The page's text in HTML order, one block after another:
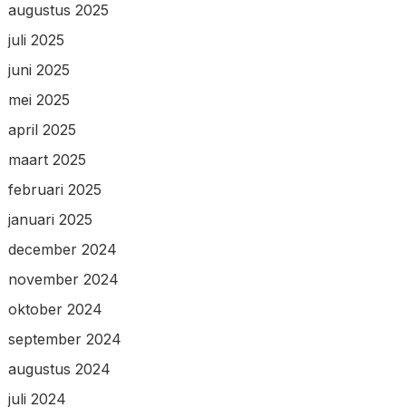
augustus 2025
juli 2025
juni 2025
mei 2025
april 2025
maart 2025
februari 2025
januari 2025
december 2024
november 2024
oktober 2024
september 2024
augustus 2024
juli 2024